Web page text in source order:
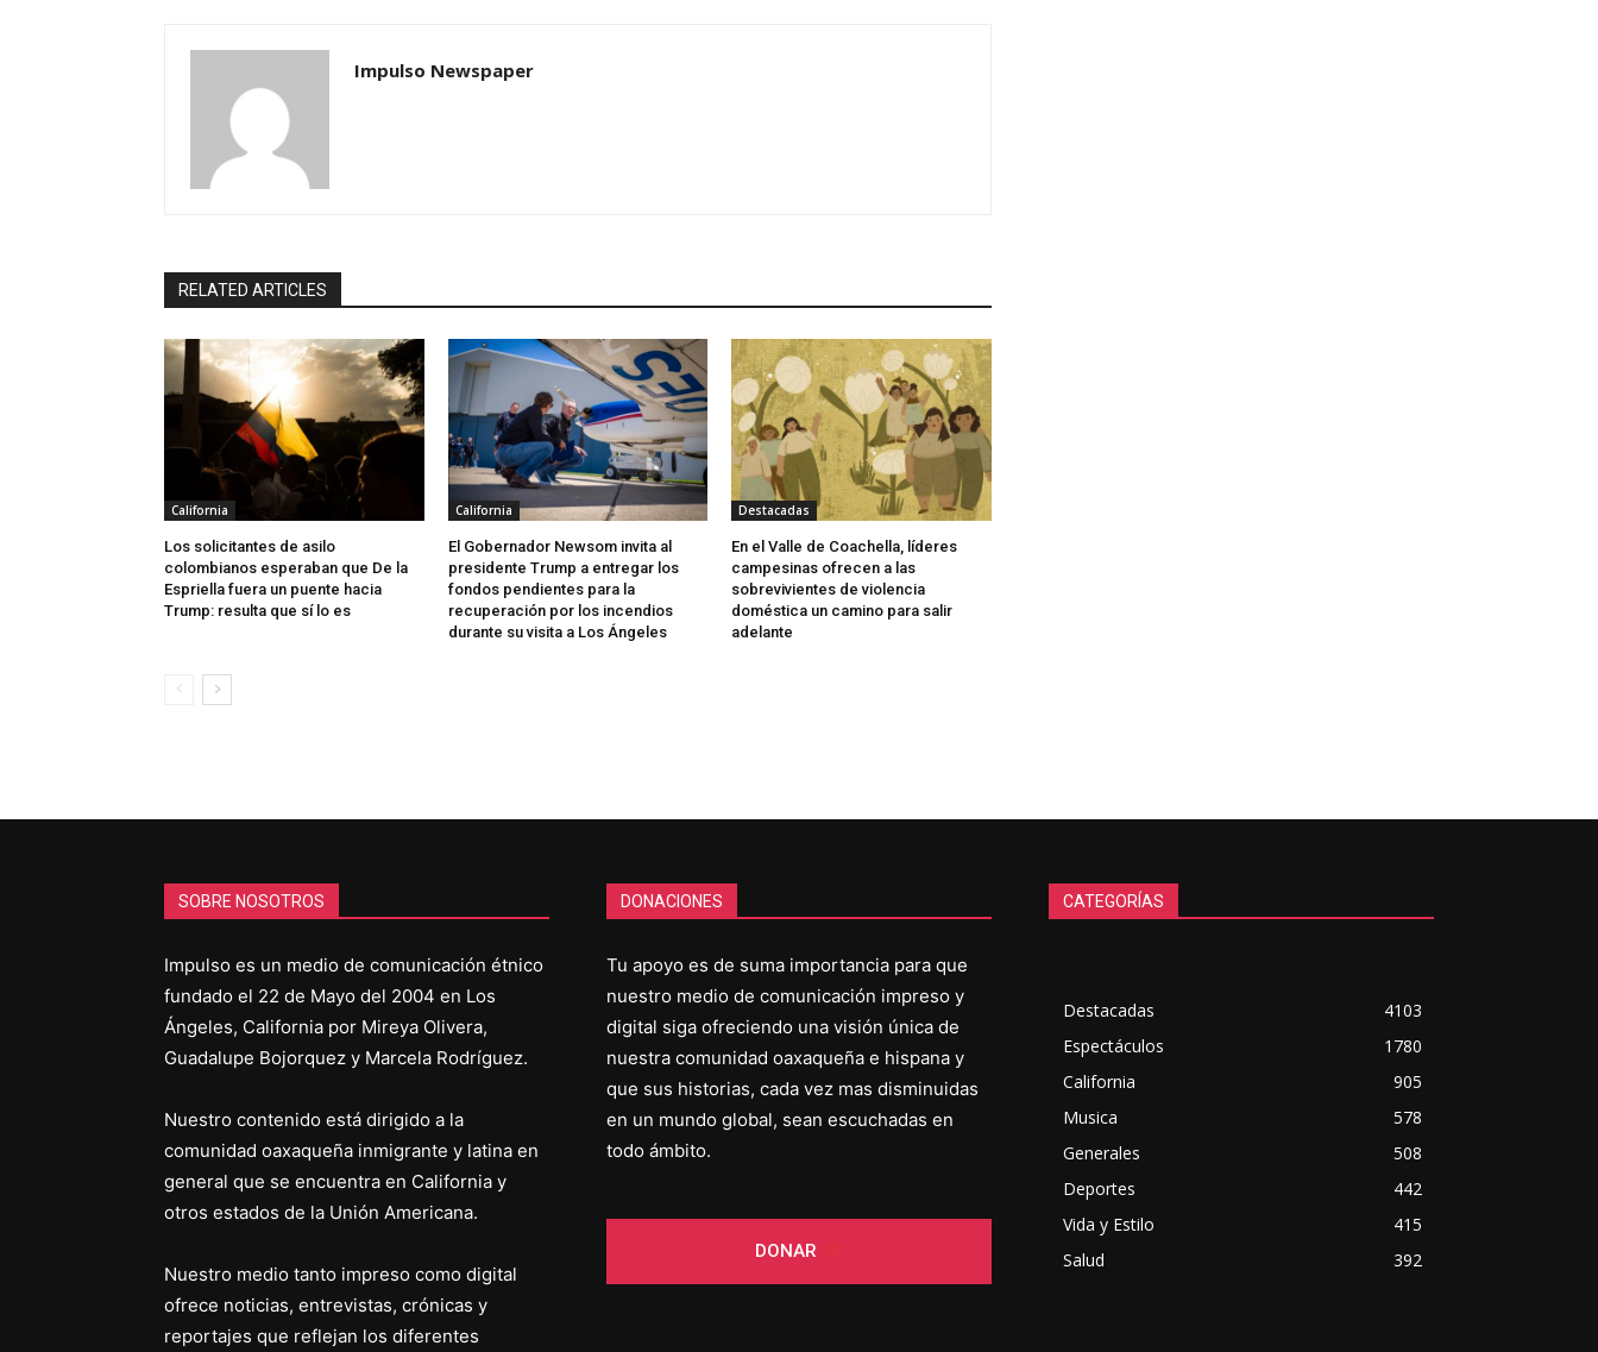
Impulso Newspaper
RELATED ARTICLES
California
Los solicitantes de asilo
colombianos esperaban que De la
Espriella fuera un puente hacia
Trump: resulta que sí lo es
California
El Gobernador Newsom invita al
presidente Trump a entregar los
fondos pendientes para la
recuperación por los incendios
durante su visita a Los Ángeles
Destacadas
En el Valle de Coachella, líderes
campesinas ofrecen a las
sobrevivientes de violencia
doméstica un camino para salir
adelante
SOBRE NOSOTROS
Impulso es un medio de comunicación étnico
fundado el 22 de Mayo del 2004 en Los
Ángeles, California por Mireya Olivera,
Guadalupe Bojorquez y Marcela Rodríguez.
Nuestro contenido está dirigido a la
comunidad oaxaqueña inmigrante y latina en
general que se encuentra en California y
otros estados de la Unión Americana.
Nuestro medio tanto impreso como digital
ofrece noticias, entrevistas, crónicas y
reportajes que reflejan los diferentes
DONACIONES
Tu apoyo es de suma importancia para que
nuestro medio de comunicación impreso y
digital siga ofreciendo una visión única de
nuestra comunidad oaxaqueña e hispana y
que sus historias, cada vez mas disminuidas
en un mundo global, sean escuchadas en
todo ámbito.
DONAR
CATEGORÍAS
Destacadas
4103
Espectáculos
1780
California
905
Musica
578
Generales
508
Deportes
442
Vida y Estilo
415
Salud
392